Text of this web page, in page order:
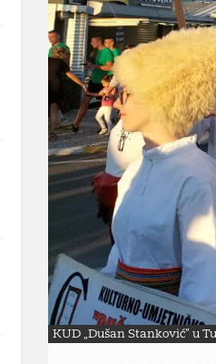
KUD „Dušan Stanković” u